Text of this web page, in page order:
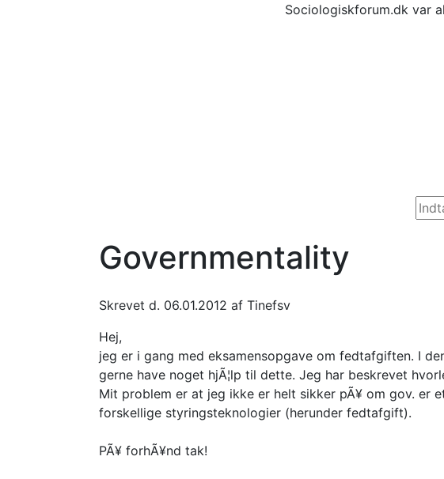
Sociologiskforum.dk var
Governmentality
Skrevet d. 06.01.2012 af Tinefsv
Hej,
jeg er i gang med eksamensopgave om fedtafgiften. I
gerne have noget hjÃ¦lp til dette. Jeg har beskrevet
Mit problem er at jeg ikke er helt sikker pÃ¥ om gov. er
forskellige styringsteknologier (herunder fedtafgift).
PÃ¥ forhÃ¥nd tak!